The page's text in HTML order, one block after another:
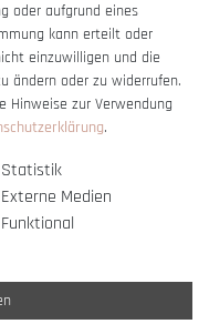
oder aufgrund eines
kann erteilt oder
einzuwilligen und die
ändern oder zu widerrufen.
Hinweise zur Verwendung
.
Statistik
Externe Medien
Funktional